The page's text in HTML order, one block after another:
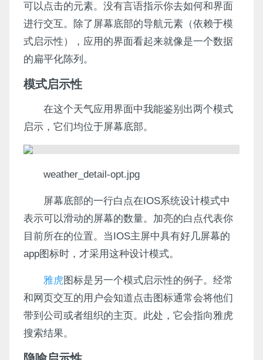
可以点击的元素。没有言语指示你去如何和界面
进行交互。除了屏幕底部的导航元素（依赖于模
式启示性），应用的界面看起来就像是一个数据
的扁平化陈列。
模式启示性
在这个天气应用界面中我能鉴别出两个模式
启示，它们均位于屏幕底部。
weather_detail-opt.jpg
屏幕底部的一行白点在IOS系统设计模式中
表示可以滑动的屏幕的数量。加亮的白点代表你
目前所在的位置。当IOS主屏中具有好几屏幕的
app图标时，才采用这种设计模式。
雅虎图标是另一个模式启示性的例子。经常
和网页交互的用户会知道点击图标通常会将他们
带到公司或者组织的主页。此处，它会指向雅虎
搜索结果。